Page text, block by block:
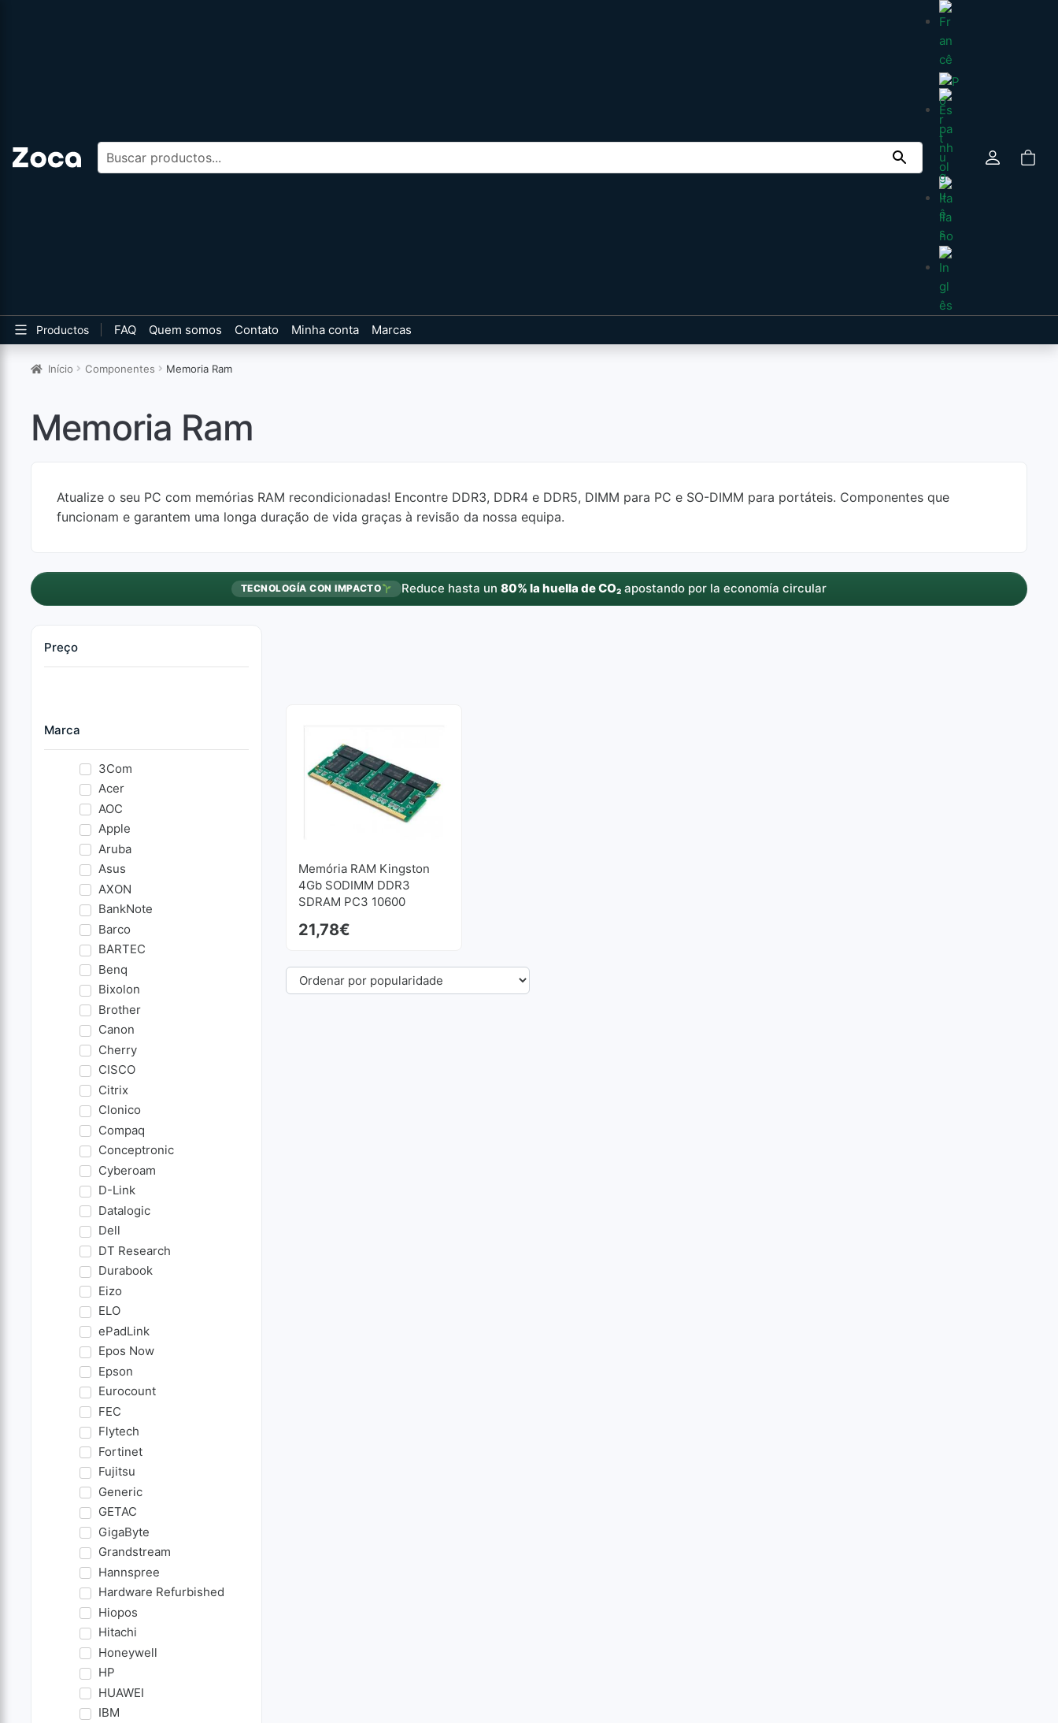
Buscar productos
Productos FAQ Quem somos Contato Minha conta Marcas
Início Componentes Memoria Ram
Memoria Ram
Atualize o seu PC com memórias RAM recondicionadas! Encontre DDR3, DDR4 e DDR5, DIMM para PC e SO-DIMM para portáteis. Componentes que
funcionam e garantem uma longa duração de vida graças à revisão da nossa equipa.
TECNOLOGÍA CON IMPACTO Reduce hasta un80% la huella de CO₂ apostando por la economía circular
Preço
Marca
3Com
Acer
AOC
Apple
Aruba
Asus
AXON
BankNote
Barco
BARTEC
Benq
Bixolon
Brother
Canon
Cherry
CISCO
Citrix
Clonico
Compaq
Conceptronic
Cyberoam
D-Link
Datalogic
Dell
DT Research
Durabook
Eizo
ELO
ePadLink
Epos Now
Epson
Eurocount
FEC
Flytech
Fortinet
Fujitsu
Generic
GETAC
GigaByte
Grandstream
Hannspree
Hardware Refurbished
Hiopos
Hitachi
Honeywell
HP
HUAWEI
IBM
Memória RAM Kingston
4Gb SODIMM DDR3
SDRAM PC3 10600
21,78€